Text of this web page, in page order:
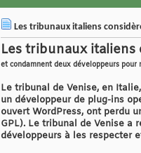
Les tribunaux italiens
Les tribunaux
et condamnent deux développeurs pour
Le tribunal de Venise, en
un développeur de plug-ins
ouvert WordPress, ont perdu
GPL). Le tribunal de Venise a
développeurs à les respecter